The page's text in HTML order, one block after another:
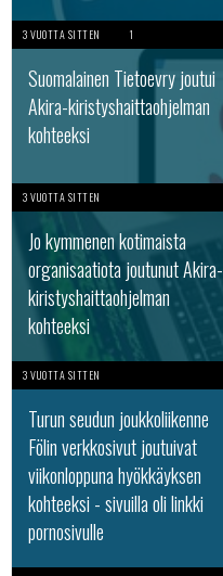
3 VUOTTA SITTEN 1
Suomalainen Tietoevry joutui
Akira-kiristyshaittaohjelman
kohteeksi
3 VUOTTA SITTEN
Jo kymmenen kotimaista
organisaatiota joutunut Akira-
kiristyshaittaohjelman
kohteeksi
3 VUOTTA SITTEN
Turun seudun joukkoliikenne
Fölin verkkosivut joutuivat
viikonloppuna hyökkäyksen
kohteeksi - sivuilla oli linkki
pornosivulle